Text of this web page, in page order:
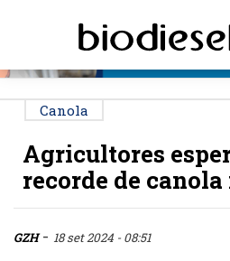
Canola
Agricultores
recorde de canola
GZH- 18 set 2024 - 08:51